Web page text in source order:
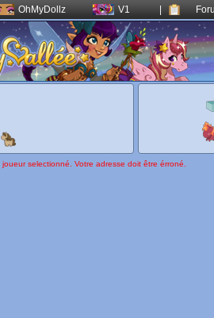
OhMyDollz V1
selectionné. Votre adresse doit être érroné.